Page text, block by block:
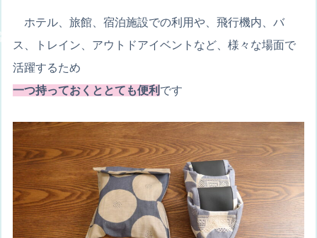
ホテル、旅館、宿泊施設での利用や、飛行機内、バ
ス、トレイン、アウトドアイベントなど、様々な場面で
活躍するため
一つ持っておくととても便利 です